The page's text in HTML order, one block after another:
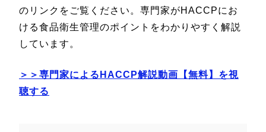
のリンクをご覧ください。専門家がHACCPにお
ける食品衛生管理のポイントをわかりやすく解説
しています。
＞＞専門家によるHACCP解説動画【無料】を視
聴する